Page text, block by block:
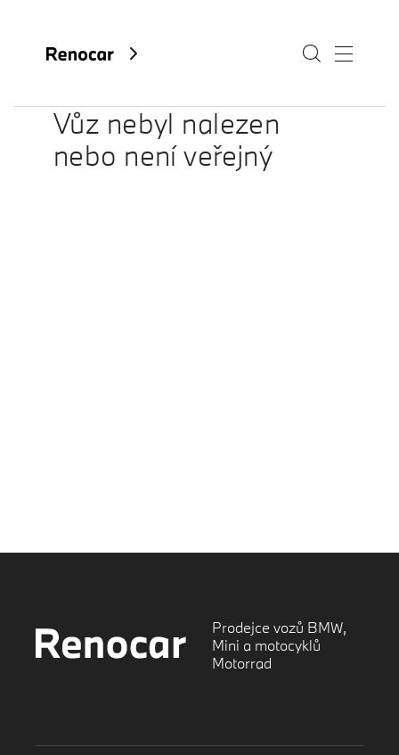
O nás
Vůz nebyl nalezen
nebo není veřejný
Prodejce vozů BMW,
Mini a motocyklů
Motorrad